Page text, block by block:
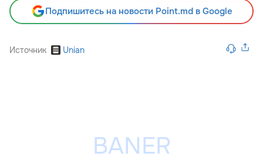
Подпишитесь на новости Point.md в Google
Источник Unian